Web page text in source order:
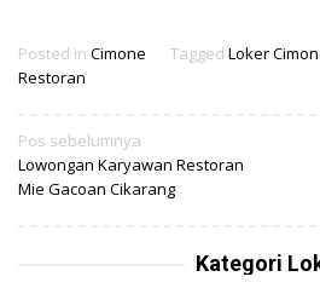
Posted in Cimone Tagged Loker
Restoran
Navigasi
pos
Pos sebelumnya
Lowongan Karyawan Restoran
Mie Gacoan Cikarang
Kategori